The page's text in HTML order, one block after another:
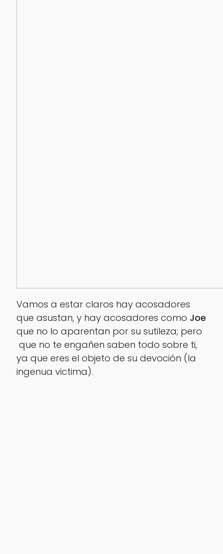
Vamos a estar claros hay acosadores
que asustan, y hay acosadores como Joe
que no lo aparentan por su sutileza; pero
que no te engañen saben todo sobre ti,
ya que eres el objeto de su devoción (la
ingenua victima).